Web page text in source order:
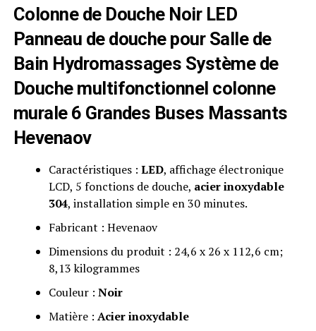
Colonne de Douche Noir LED
Panneau de douche pour Salle de
Bain Hydromassages Système de
Douche multifonctionnel colonne
murale 6 Grandes Buses Massants
Hevenaov
Caractéristiques : LED, affichage électronique
LCD, 5 fonctions de douche, acier inoxydable
304, installation simple en 30 minutes.
Fabricant : Hevenaov
Dimensions du produit : 24,6 x 26 x 112,6 cm;
8,13 kilogrammes
Couleur : Noir
Matière : Acier inoxydable